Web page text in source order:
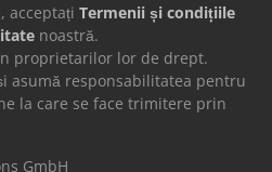
acceptați Termenii și condițiile
noastră.
proprietarilor lor de drept.
asumă responsabilitatea pentru
la care se face trimitere prin
GmbH